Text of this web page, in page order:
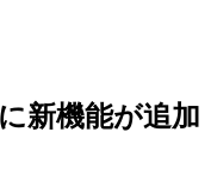
新機能が追加